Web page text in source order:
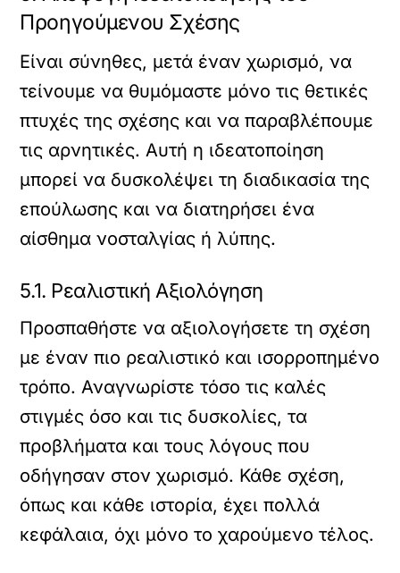
Προηγούμενου Σχέσης
Είναι σύνηθες, μετά έναν χωρισμό, να
τείνουμε να θυμόμαστε μόνο τις θετικές
πτυχές της σχέσης και να παραβλέπουμε
τις αρνητικές. Αυτή η ιδεατοποίηση
μπορεί να δυσκολέψει τη διαδικασία της
επούλωσης και να διατηρήσει ένα
αίσθημα νοσταλγίας ή λύπης.
5.1. Ρεαλιστική Αξιολόγηση
Προσπαθήστε να αξιολογήσετε τη σχέση
με έναν πιο ρεαλιστικό και ισορροπημένο
τρόπο. Αναγνωρίστε τόσο τις καλές
στιγμές όσο και τις δυσκολίες, τα
προβλήματα και τους λόγους που
οδήγησαν στον χωρισμό. Κάθε σχέση,
όπως και κάθε ιστορία, έχει πολλά
κεφάλαια, όχι μόνο το χαρούμενο τέλος.